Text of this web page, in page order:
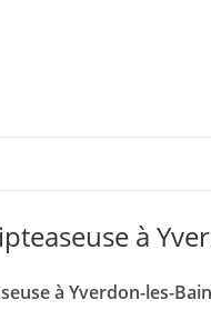
à
à Yverdon-les-